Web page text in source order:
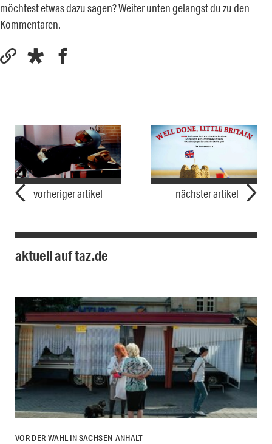
möchtest etwas dazu sagen? Weiter unten gelangst du zu den
Kommentaren.
vorheriger artikel nächster artikel
aktuell auf taz.de
VOR DER WAHL IN SACHSEN-ANHALT